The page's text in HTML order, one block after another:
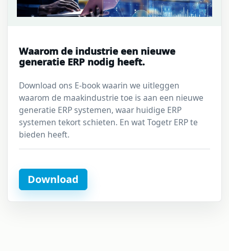
Waarom de industrie een nieuwe
generatie ERP nodig heeft.
Download ons E-book waarin we uitleggen
waarom de maakindustrie toe is aan een nieuwe
generatie ERP systemen, waar huidige ERP
systemen tekort schieten. En wat Togetr ERP te
bieden heeft.
Download